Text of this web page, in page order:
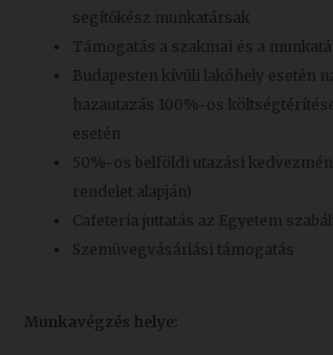
segítőkész munkatársak
Támogatás a szakmai és a
Budapesten kívüli lakóhely esetén
hazautazás 100%-os
esetén
50%-os belföldi utazási
rendelet alapján)
Cafeteria juttatás az Egyetem
Szemüvegvásárlási támogatás
Munkavégzés helye: